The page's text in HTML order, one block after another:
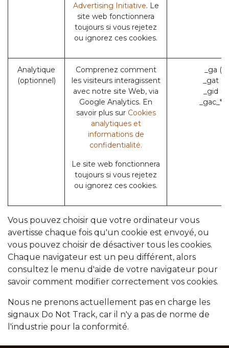
Advertising Initiative. Le
site web fonctionnera
toujours si vous rejetez
ou ignorez ces cookies.
Analytique
(optionnel)
Comprenez comment
les visiteurs interagissent
avec notre site Web, via
Google Analytics. En
savoir plus sur Cookies
analytiques et
informations de
confidentialité.
Le site web fonctionnera
toujours si vous rejetez
ou ignorez ces cookies.
_ga
_gat
_gid
_gac_*
Vous pouvez choisir que votre ordinateur vous
avertisse chaque fois qu'un cookie est envoyé, ou
vous pouvez choisir de désactiver tous les cookies.
Chaque navigateur est un peu différent, alors
consultez le menu d'aide de votre navigateur pour
savoir comment modifier correctement vos cookies.
Nous ne prenons actuellement pas en charge les
signaux Do Not Track, car il n'y a pas de norme de
l'industrie pour la conformité.